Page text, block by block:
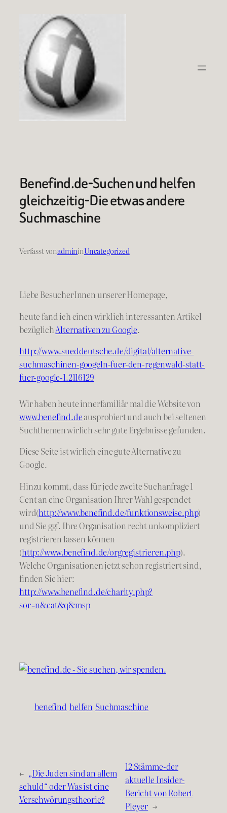
springen
Benefind.de-Suchen und helfen
gleichzeitig-Die etwas andere
Suchmaschine
Verfasst vonadmininUncategorized
Liebe BesucherInnen unserer Homepage,
heute fand ich einen wirklich interessanten Artikel
bezüglichAlternativen zu Google.
http://www.sueddeutsche.de/digital/alternative-
suchmaschinen-googeln-fuer-den-regenwald-statt-
fuer-google-1.2116129
Wir haben heute innerfamiliär mal die Website von
www.benefind.deausprobiert und auch bei seltenen
Suchthemen wirlich sehr gute Ergebnisse gefunden.
Diese Seite ist wirlich eine gute Alternative zu
Google.
Hinzu kommt, dass für jede zweite Suchanfrage 1
Cent an eine Organisation Ihrer Wahl gespendet
wird(http://www.benefind.de/funktionsweise.php)
und Sie ggf. Ihre Organisation recht unkompliziert
registrieren lassen können
(http://www.benefind.de/orgregistrieren.php).
Welche Organisationen jetzt schon registriert sind,
finden Sie hier:
http://www.benefind.de/charity.php?
sor=n&cat&q&msp
benefind helfen Suchmaschine
← „Die Juden sind an allem
schuld“ oder Was ist eine
Verschwörungstheorie?
12 Stämme-der
aktuelle Insider-
Bericht von Robert
Pleyer →